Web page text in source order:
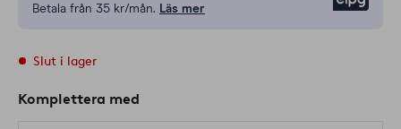
Betala från 35 kr/mån. Läs mer
Slut i lager
Komplettera med